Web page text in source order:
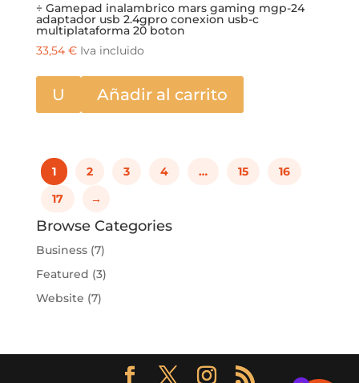
÷ Gamepad inalambrico mars gaming mgp-24
adaptador usb 2.4gpro conexion usb-c
multiplataforma 20 boton
33,54 € Iva incluido
U Añadir al carrito
1 2 3 4 … 15
16
17
→
Browse Categories
Business(7)
Featured (3)
Website (7)